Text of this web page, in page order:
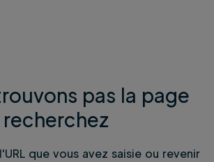
pas la page
que vous avez saisie ou revenir